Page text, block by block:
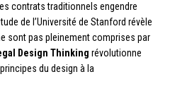
contrats traditionnels engendre
de l’Université de Stanford révèle
sont pas pleinement comprises par
Design Thinking révolutionne
du design à la